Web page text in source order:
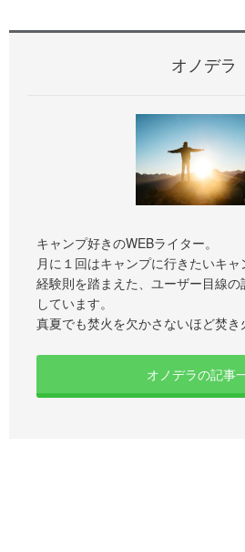
オノデラ
キャンプ好きのWEBライター。
月に１回はキャンプに行きたいキャ
経験則を踏まえた、ユーザー目線の
しています。
真夏でも焚火を欠かさないほど焚き
オノデラの記事